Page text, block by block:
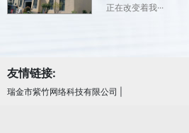
正在改变着我···
友情链接:
瑞金市紫竹网络科技有限公司